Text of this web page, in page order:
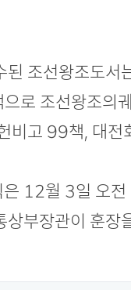
된 조선왕조도
로 조선왕조의
비고 99책, 대전
12월 3일 오
상부장관이 훈장